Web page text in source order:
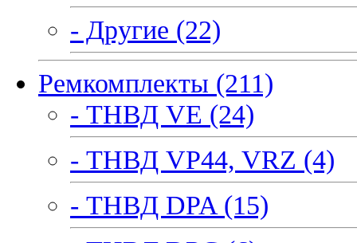
- Другие (22)
Ремкомплекты (211)
- ТНВД VE (24)
- ТНВД VP44, VRZ (4)
- ТНВД DPA (15)